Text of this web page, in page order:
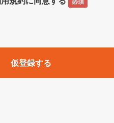
ービス（名称や内容が変更され
施するイベントやキャンペーンを
」「EnterpriseZine」「
仮登録する